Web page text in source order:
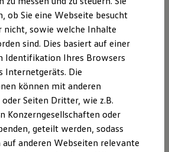
Strom
Ladelösungen
für Privatkunden
für Gewerbekunden
und Ladekabel
Kosten der Elektrofahrzeuge
für Privatkunden
für Gewerbekunden
Act (DSA)
Newsletter
AG
ob Sie eine Webseite besucht
nicht, sowie welche Inhalte
sind. Dies basiert auf einer
Identifikation Ihres Browsers
Internetgeräts. Die
können mit anderen
Seiten Dritter, wie z.B.
Konzerngesellschaften oder
geteilt werden, sodass
auf anderen Webseiten relevante